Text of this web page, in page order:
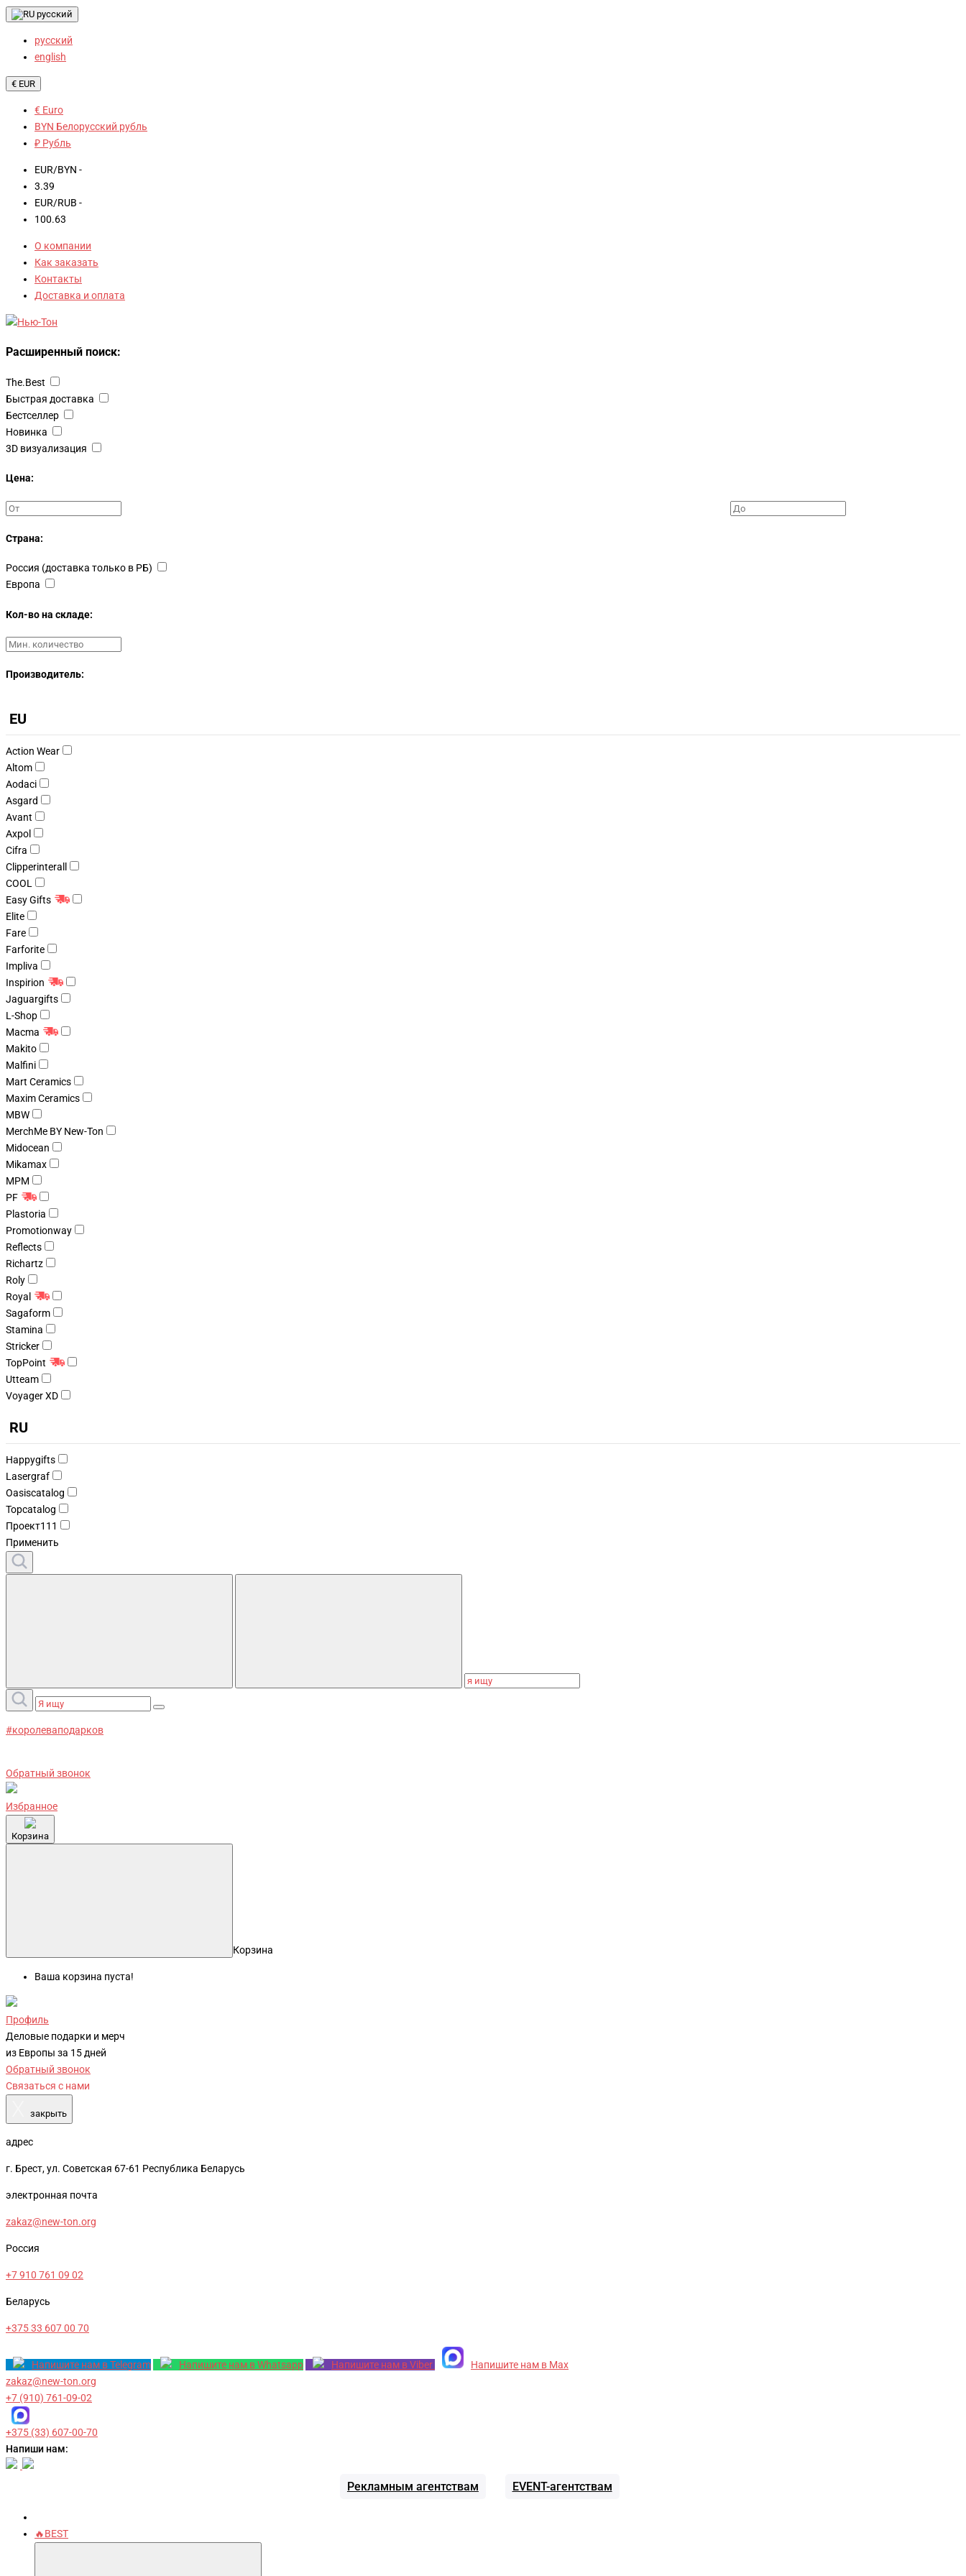
русский
русский
english
€ EUR
€ Euro
BYN Белорусский рубль
₽ Рубль
EUR/BYN -
3.39
EUR/RUB -
100.63
О компании
Как заказать
Контакты
Доставка и оплата
Расширенный поиск:
The.Best
Быстрая доставка
Бестселлер
Новинка
3D визуализация
Цена:
Страна:
Россия (доставка только в РБ)
Европа
Кол-во на складе:
Производитель:
EU
Action Wear
Altom
Aodaci
Asgard
Avant
Axpol
Cifra
Clipperinterall
COOL
Easy Gifts
Elite
Fare
Farforite
Impliva
Inspirion
Jaguargifts
L-Shop
Macma
Makito
Malfini
Mart Ceramics
Maxim Ceramics
MBW
MerchMe BY New-Ton
Midocean
Mikamax
MPM
PF
Plastoria
Promotionway
Reflects
Richartz
Roly
Royal
Sagaform
Stamina
Stricker
TopPoint
Utteam
Voyager XD
RU
Happygifts
Lasergraf
Oasiscatalog
Topcatalog
Проект111
Применить
#королеваподарков
Обратный звонок
Избранное
Корзина
Корзина
Ваша корзина пуста!
Профиль
Деловые подарки и мерч
из Европы за 15 дней
Обратный звонок
Связаться с нами
закрыть
адрес
г. Брест, ул. Советская 67-61 Республика Беларусь
электронная почта
zakaz@new-ton.org
Россия
+7 910 761 09 02
Беларусь
+375 33 607 00 70
Напишите нам в Telegram Напишите нам в Whatsapp Напишите нам в Viber
Напишите нам в Max
zakaz@new-ton.org
+7 (910) 761-09-02
+375 (33) 607-00-70
Напиши нам:
Рекламным агентствам EVENT-агентствам
🔥BEST